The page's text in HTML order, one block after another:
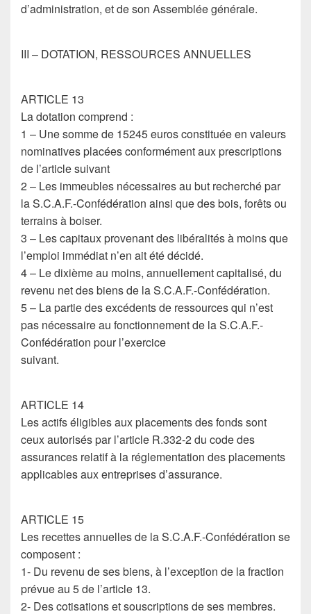
d’administration, et de son Assemblée générale.
III – DOTATION, RESSOURCES ANNUELLES
ARTICLE 13
La dotation comprend :
1 – Une somme de 15245 euros constituée en valeurs
nominatives placées conformément aux prescriptions
de l’article suivant
2 – Les immeubles nécessaires au but recherché par
la S.C.A.F.-Confédération ainsi que des bois, forêts ou
terrains à boiser.
3 – Les capitaux provenant des libéralités à moins que
l’emploi immédiat n’en ait été décidé.
4 – Le dixième au moins, annuellement capitalisé, du
revenu net des biens de la S.C.A.F.-Confédération.
5 – La partie des excédents de ressources qui n’est
pas nécessaire au fonctionnement de la S.C.A.F.-
Confédération pour l’exercice
suivant.
ARTICLE 14
Les actifs éligibles aux placements des fonds sont
ceux autorisés par l’article R.332-2 du code des
assurances relatif à la réglementation des placements
applicables aux entreprises d’assurance.
ARTICLE 15
Les recettes annuelles de la S.C.A.F.-Confédération se
composent :
1- Du revenu de ses biens, à l’exception de la fraction
prévue au 5 de l’article 13.
2- Des cotisations et souscriptions de ses membres.